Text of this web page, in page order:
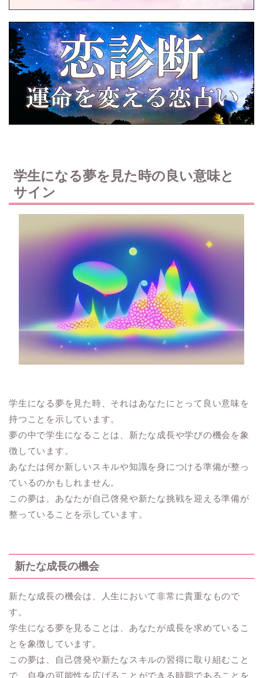
学生になる夢を見た時の良い意味と
サイン
学生になる夢を見た時、それはあなたにとって良い意味を
持つことを示しています。
夢の中で学生になることは、新たな成長や学びの機会を象
徴しています。
あなたは何か新しいスキルや知識を身につける準備が整っ
ているのかもしれません。
この夢は、あなたが自己啓発や新たな挑戦を迎える準備が
整っていることを示しています。
新たな成長の機会
新たな成長の機会は、人生において非常に貴重なもので
す。
学生になる夢を見ることは、あなたが成長を求めているこ
とを象徴しています。
この夢は、自己啓発や新たなスキルの習得に取り組むこと
で、自身の可能性を広げることができる時期であることを